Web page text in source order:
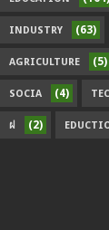
INDUSTRY (63)
AGRICULTURE (5)
SOCIA (4)
ฝ (2)